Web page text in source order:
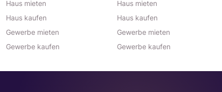
Haus mieten
Haus kaufen
Gewerbe mieten
Gewerbe kaufen
Haus mieten
Haus kaufen
Gewerbe mieten
Gewerbe kaufen